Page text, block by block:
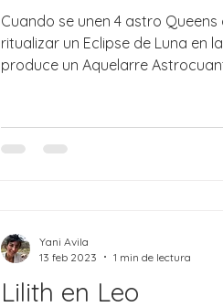
Cuando se unen 4 astro
ritualizar un Eclipse de Luna en
produce un Aquelarre
Lilith en Leo
Yani Avila
13 feb 2023
1 min de lectura